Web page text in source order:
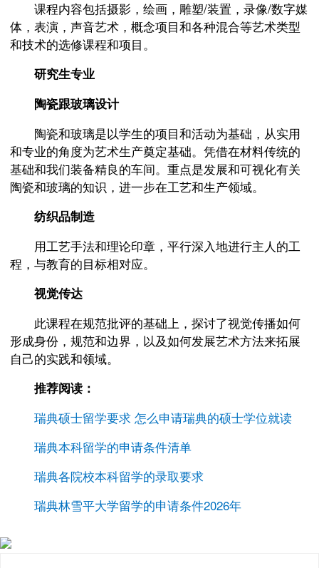
课程内容包括摄影，绘画，雕塑/装置，录像/数字媒
体，表演，声音艺术，概念项目和各种混合等艺术类型
和技术的选修课程和项目。
研究生专业
陶瓷跟玻璃设计
陶瓷和玻璃是以学生的项目和活动为基础，从实用
和专业的角度为艺术生产奠定基础。凭借在材料传统的
基础和我们装备精良的车间。重点是发展和可视化有关
陶瓷和玻璃的知识，进一步在工艺和生产领域。
纺织品制造
用工艺手法和理论印章，平行深入地进行主人的工
程，与教育的目标相对应。
视觉传达
此课程在规范批评的基础上，探讨了视觉传播如何
形成身份，规范和边界，以及如何发展艺术方法来拓展
自己的实践和领域。
推荐阅读：
瑞典硕士留学要求 怎么申请瑞典的硕士学位就读
瑞典本科留学的申请条件清单
瑞典各院校本科留学的录取要求
瑞典林雪平大学留学的申请条件2026年